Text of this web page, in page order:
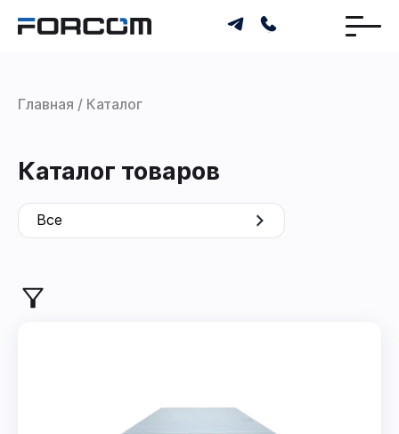
Главная Каталог
Каталог товаров
Все